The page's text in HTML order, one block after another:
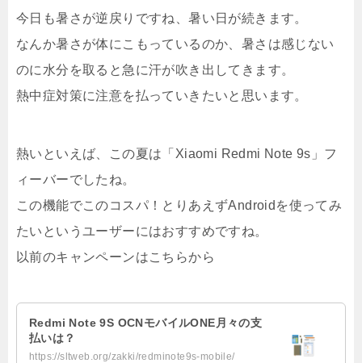
今日も暑さが逆戻りですね、暑い日が続きます。
なんか暑さが体にこもっているのか、暑さは感じない
のに水分を取ると急に汗が吹き出してきます。
熱中症対策に注意を払っていきたいと思います。
熱いといえば、この夏は「Xiaomi Redmi Note 9s」フ
ィーバーでしたね。
この機能でこのコスパ！とりあえずAndroidを使ってみ
たいというユーザーにはおすすめですね。
以前のキャンペーンはこちらから
Redmi Note 9S OCNモバイルONE月々の支
払いは？
https://sltweb.org/zakki/redminote9s-mobile/